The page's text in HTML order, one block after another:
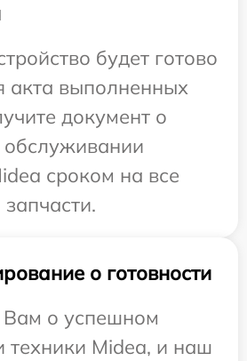
будет готово
акта выполненных
документ о
сроком на все
о готовности
о успешном
техники Midea, и наш